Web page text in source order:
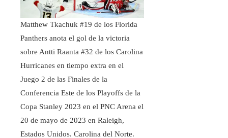
Matthew Tkachuk #19 de los Florida
Panthers anota el gol de la victoria
sobre Antti Raanta #32 de los Carolina
Hurricanes en tiempo extra en el
Juego 2 de las Finales de la
Conferencia Este de los Playoffs de la
Copa Stanley 2023 en el PNC Arena el
20 de mayo de 2023 en Raleigh,
Estados Unidos. Carolina del Norte.